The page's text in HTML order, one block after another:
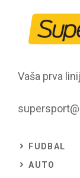
Vaša prva
FUDBAL
AUTO